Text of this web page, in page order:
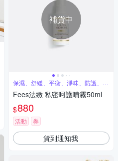
補貨中
保濕、舒緩、平衡、淨味、防護、清
爽
Fees法緻 私密呵護噴霧50ml
$880
活動 券
貨到通知我